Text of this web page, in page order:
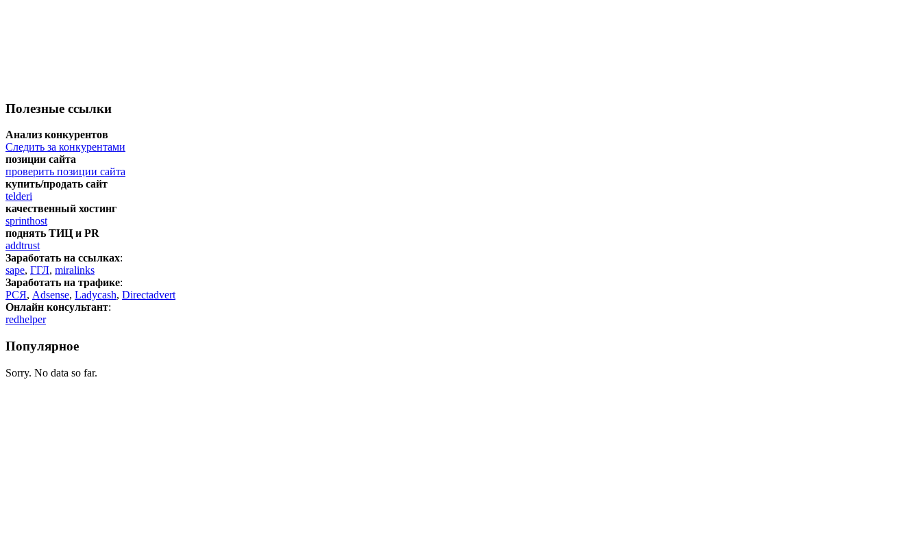
Полезные ссылки
Анализ конкурентов
Следить за конкурентами
позиции сайта
проверить позиции сайта
купить/продать сайт
telderi
качественный хостинг
sprinthost
поднять ТИЦ и PR
addtrust
Заработать на ссылках:
sape, ГГЛ, miralinks
Заработать на трафике:
РСЯ, Adsense, Ladycash, Directadvert
Онлайн консультант:
redhelper
Популярное
Sorry. No data so far.